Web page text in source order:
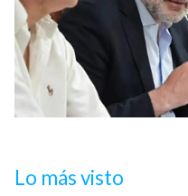
Lo más visto